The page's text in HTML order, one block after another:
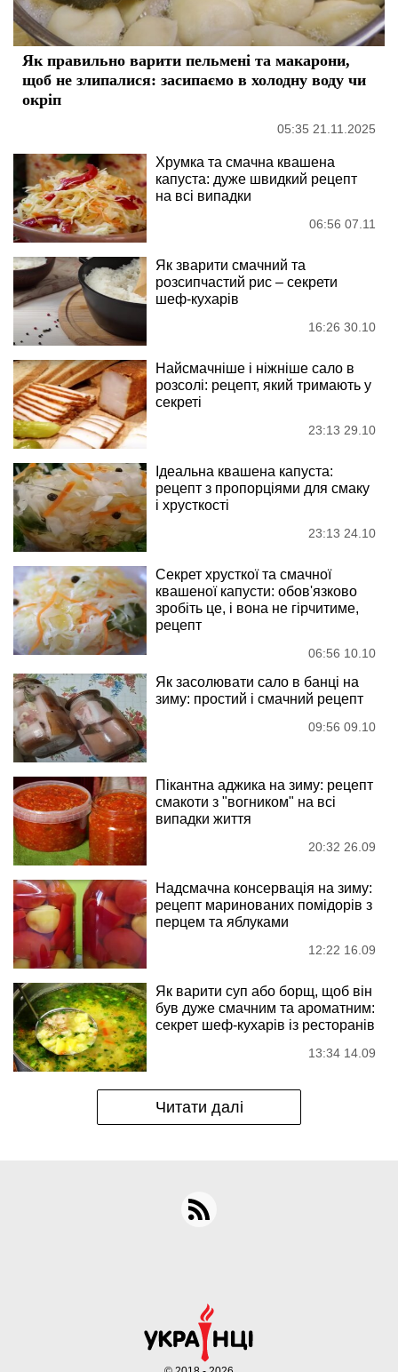
Як правильно варити пельмені та макарони,
щоб не злипалися: засипаємо в холодну воду чи
окріп
05:35 21.11.2025
Хрумка та смачна квашена
капуста: дуже швидкий рецепт
на всі випадки
06:56 07.11
Як зварити смачний та
розсипчастий рис – секрети
шеф-кухарів
16:26 30.10
Найсмачніше і ніжніше сало в
розсолі: рецепт, який тримають у
секреті
23:13 29.10
Ідеальна квашена капуста:
рецепт з пропорціями для смаку
і хрусткості
23:13 24.10
Секрет хрусткої та смачної
квашеної капусти: обов'язково
зробіть це, і вона не гірчитиме,
рецепт
06:56 10.10
Як засолювати сало в банці на
зиму: простий і смачний рецепт
09:56 09.10
Пікантна аджика на зиму: рецепт
смакоти з "вогником" на всі
випадки життя
20:32 26.09
Надсмачна консервація на зиму:
рецепт маринованих помідорів з
перцем та яблуками
12:22 16.09
Як варити суп або борщ, щоб він
був дуже смачним та ароматним:
секрет шеф-кухарів із ресторанів
13:34 14.09
Читати далі